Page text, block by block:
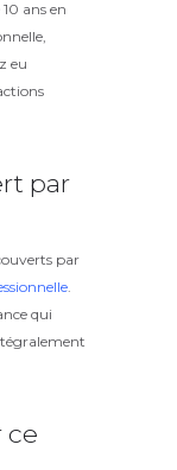
ans en
eu
par
par
qui
ce